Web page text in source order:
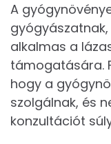
A
alkalmas a
támogatására.
hogy a
szolgálnak, és
konzultációt